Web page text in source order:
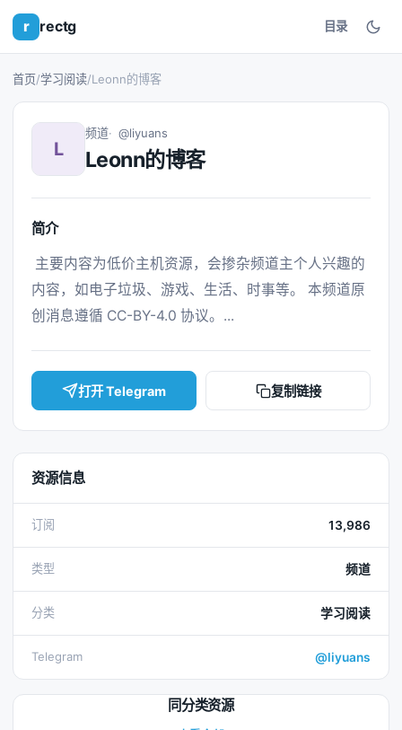
r rectg 目录
首页/学习阅读/Leonn的博客
L
频道 @liyuans
Leonn的博客
简介
内容，如电子垃圾、游戏、生活、时事等。 本频道原
创消息遵循 CC-BY-4.0 协议。...
打开 Telegram 复制链接
资源信息
订阅 13,986
类型 频道
分类 学习阅读
Telegram @liyuans
同分类资源